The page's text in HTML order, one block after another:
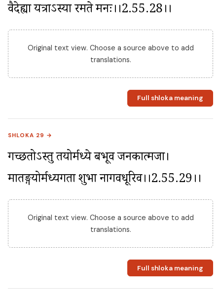
वैदेह्या यत्राऽस्या रमते मनः।।2.55.28।।
Original text view. Choose a source above to add
translations.
Full shloka meaning
SHLOKA 29 →
गच्छतोऽस्तु तयोर्मध्ये बभूव जनकात्मजा।
मातङ्गयोर्मध्यगता शुभा नागवधूरिव।।2.55.29।।
Original text view. Choose a source above to add
translations.
Full shloka meaning